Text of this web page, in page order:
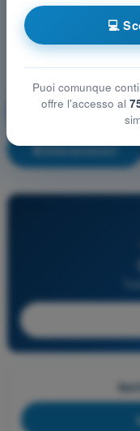
Allenamento!
💻
Puoi comunque
offre l'accesso al